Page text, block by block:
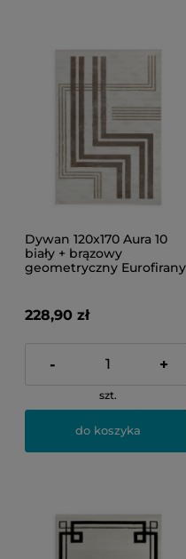
Dywan 120x170 Aura 10
biały + brązowy
geometryczny Eurofirany
228,90 zł
- +
szt.
do koszyka